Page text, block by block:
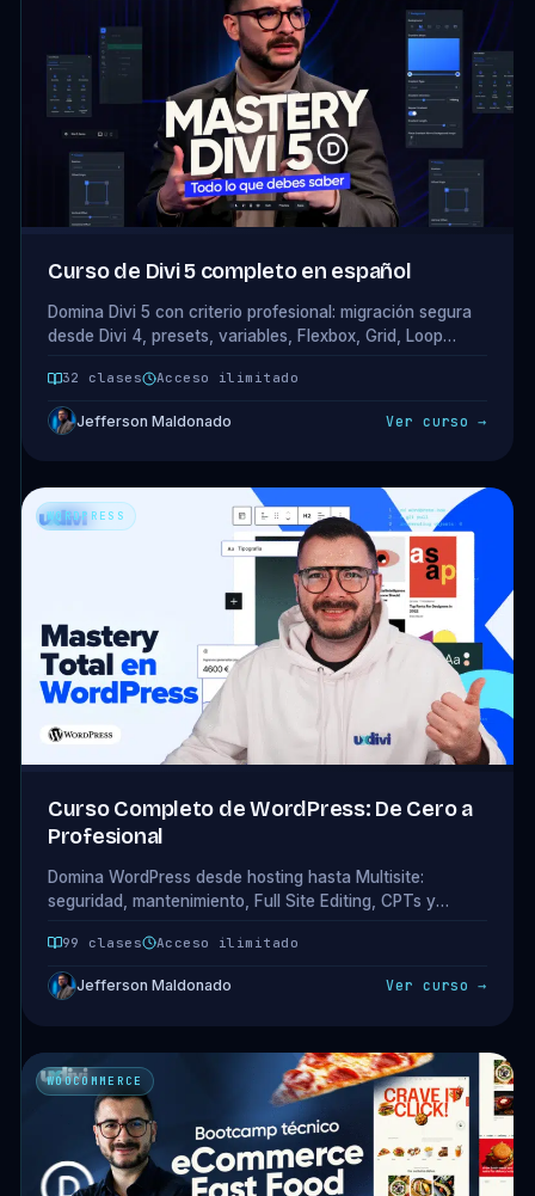
Curso de Divi 5 completo en español
Domina Divi 5 con criterio profesional: migración segura
desde Divi 4, presets, variables, Flexbox, Grid, Loop
32 clases Acceso ilimitado
Jefferson Maldonado Ver curso →
WORDPRESS
Curso Completo de WordPress: De Cero a
Profesional
Domina WordPress desde hosting hasta Multisite:
seguridad, mantenimiento, Full Site Editing, CPTs y
99 clases Acceso ilimitado
Jefferson Maldonado Ver curso →
WOOCOMMERCE